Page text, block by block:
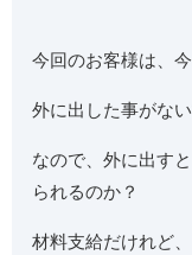
今回のお客様は、
外に出した事がない
なので、外に出す
られるのか？
材料支給だけれど